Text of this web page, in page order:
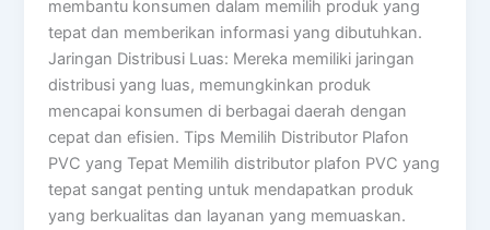
membantu konsumen dalam memilih produk yang
tepat dan memberikan informasi yang dibutuhkan.
Jaringan Distribusi Luas: Mereka memiliki jaringan
distribusi yang luas, memungkinkan produk
mencapai konsumen di berbagai daerah dengan
cepat dan efisien. Tips Memilih Distributor Plafon
PVC yang Tepat Memilih distributor plafon PVC yang
tepat sangat penting untuk mendapatkan produk
yang berkualitas dan layanan yang memuaskan.